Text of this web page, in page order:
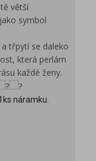
větší
symbol
třpytí se daleko
která perlám
každé ženy.
náramku.